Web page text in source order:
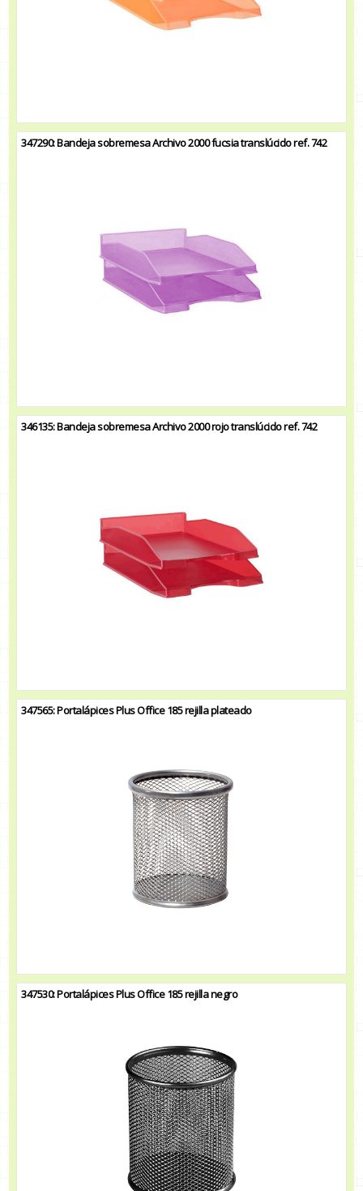
347290: Bandeja sobremesa Archivo 2000 fucsia translúcido ref. 742
346135: Bandeja sobremesa Archivo 2000 rojo translúcido ref. 742
347565: Portalápices Plus Office 185 rejilla plateado
347530: Portalápices Plus Office 185 rejilla negro